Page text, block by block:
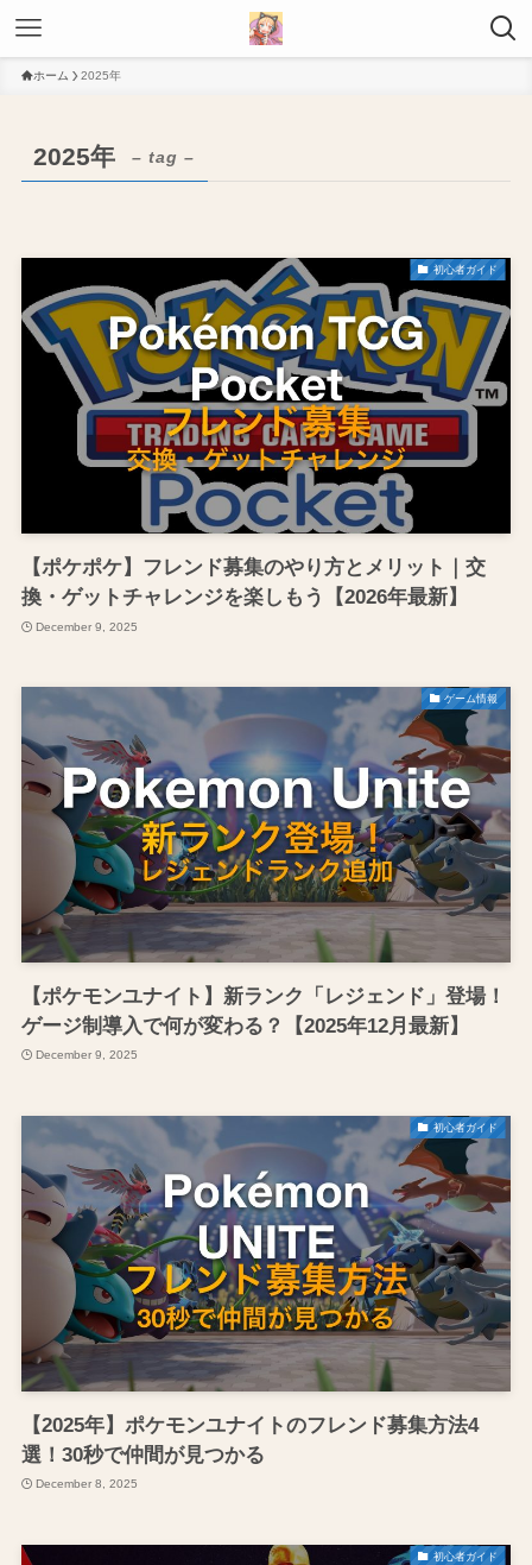
ホーム 2025年
2025年 – tag –
初心者ガイド
【ポケポケ】フレンド募集のやり方とメリット｜交
換・ゲットチャレンジを楽しもう【2026年最新】
December 9, 2025
ゲーム情報
【ポケモンユナイト】新ランク「レジェンド」登場！
ゲージ制導入で何が変わる？【2025年12月最新】
December 9, 2025
初心者ガイド
【2025年】ポケモンユナイトのフレンド募集方法4
選！30秒で仲間が見つかる
December 8, 2025
初心者ガイド